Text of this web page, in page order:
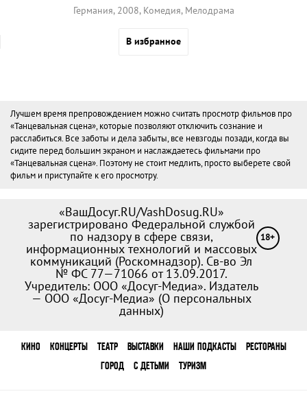
Германия, 2008, Комедия, Мелодрама
В избранное
Лучшем время препровождением можно считать просмотр фильмов про
«Танцевальная сцена», которые позволяют отключить сознание и
расслабиться. Все заботы и дела забыты, все невзгоды позади, когда вы
сидите перед большим экраном и наслаждаетесь фильмами про
«Танцевальная сцена». Поэтому не стоит медлить, просто выберете свой
фильм и приступайте к его просмотру.
«ВашДосуг.RU/VashDosug.RU»
зарегистрировано Федеральной службой
по надзору в сфере связи,
информационных технологий и массовых
коммуникаций (Роскомнадзор). Св-во Эл
№ ФС 77—71066 от 13.09.2017.
Учредитель: ООО «Досуг-Медиа». Издатель
— ООО «Досуг-Медиа» (О персональных
данных)
18+
КИНО КОНЦЕРТЫ ТЕАТР ВЫСТАВКИ НАШИ ПОДКАСТЫ
РЕСТОРАНЫ
ГОРОД
С ДЕТЬМИ ТУРИЗМ